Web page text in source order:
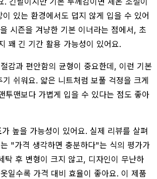
있는 환경에서도 덥지 않게 입을 수 있어
시즌을 겨냥한 기본 이너라는 점에서, 초
꽤 긴 기간 활용 가능성이 있어요.
감과 편안함의 균형이 중요한데, 이런 기본
쉬워요. 얇은 니트처럼 보풀 걱정을 크게
투맨보다 가볍게 입을 수 있다는 점도 좋아
가 높을 가능성이 있어요. 실제 리뷰를 살펴
"가격 생각하면 충분하다"는 식의 평가가
탁 후 변형이 크지 않고, 디자인이 무난하
일수록 가격 대비 효율이 좋아요. 이 제품